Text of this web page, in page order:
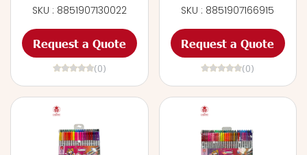
SKU : 8851907130022
Request a Quote
(0)
SKU : 8851907166915
Request a Quote
(0)